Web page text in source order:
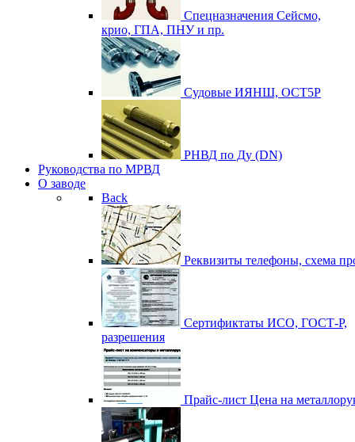
Спецназначения Сейсмо,
крио, ГПА, ПНУ и пр.
Судовые ИЯНШ, ОСТ5Р
РНВД по Ду (DN)
Руководства по МРВД
О заводе
Back
Реквизиты телефоны, схема
Сертификтаты ИСО, ГОСТ-Р,
разрешения
Прайс-лист Цена на